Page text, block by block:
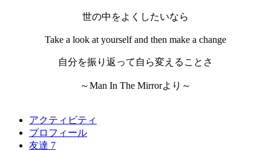
世の中をよくしたいなら
Take a look at yourself and then make a change
自分を振り返って自ら変えることさ
～Man In The Mirrorより～
アクティビティ
プロフィール
友達 7